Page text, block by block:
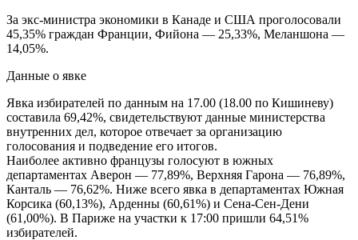
За экс-министра экономики в Канаде и США проголосовали
45,35% граждан Франции, Фийона — 25,33%, Меланшона —
14,05%.
Данные о явке
Явка избирателей по данным на 17.00 (18.00 по Кишиневу)
составила 69,42%, свидетельствуют данные министерства
внутренних дел, которое отвечает за организацию
голосования и подведение его итогов.
Наиболее активно французы голосуют в южных
департаментах Аверон — 77,89%, Верхняя Гарона — 76,89%,
Канталь — 76,62%. Ниже всего явка в департаментах Южная
Корсика (60,13%), Арденны (60,61%) и Сена-Сен-Дени
(61,00%). В Париже на участки к 17:00 пришли 64,51%
избирателей.